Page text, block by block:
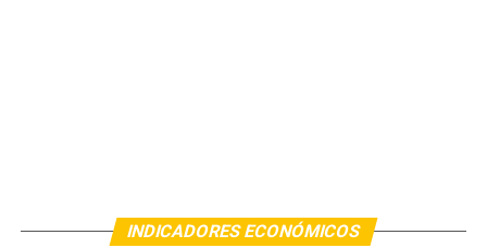
INDICADORES ECONÓMICOS